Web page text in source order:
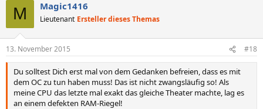
M Magic1416
Lieutenant Ersteller dieses Themas
13. November 2015 #18
Du solltest Dich erst mal von dem Gedanken befreien, dass es mit
dem OC zu tun haben muss! Das ist nicht zwangsläufig so! Als
meine CPU das letzte mal exakt das gleiche Theater machte, lag es
an einem defekten RAM-Riegel!